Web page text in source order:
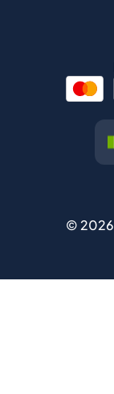
© 2026